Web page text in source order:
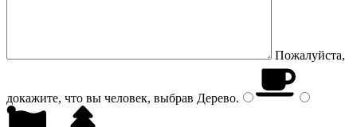
Пожалуйста,
докажите, что вы человек, выбрав Дерево.